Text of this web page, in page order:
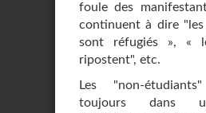
foule des
continuent à dire
sont réfugiés », «
ripostent", etc.
Les "non-
toujours dans